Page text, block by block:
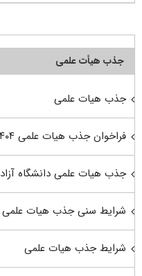
جذب هیأت علمی
جذب هیات علمی
فراخوان جذب هیات علمی ۱۴۰۴
جذب هیات علمی دانشگاه آزاد
شرایط سنی جذب هیات علمی
شرایط جذب هیات علمی